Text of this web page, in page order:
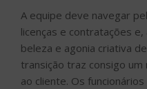
A equipe deve navegar
licenças e contratações
beleza e agonia criativa
transição traz consigo
ao cliente. Os